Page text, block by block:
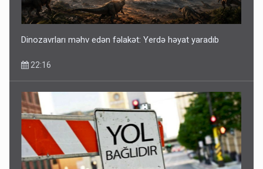
Dinozavrları məhv edən fəlakət: Yerdə həyat yaradıb
22:16